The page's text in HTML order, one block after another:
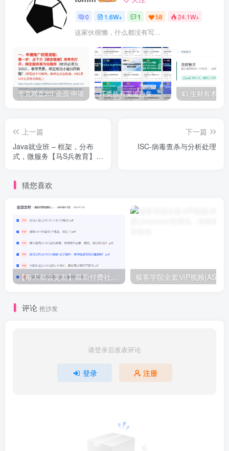
0 1.6W+ 1 58 24.1W+
这家伙很懒，什么都没有写...
夸克网盘20t 会员 申请 IT类所有渠道合集 持续日更，目前近四千多条资源 年费用户微信私信获取权限
上一篇
Java就业班 – 框架，分布
式，微服务【马S兵教育】|
下一篇
ISC-病毒查杀与分析处理
猜您喜欢
【每天都会更新】最新付费社群公众号文章 极客学院全套ⅥP视频(AS版)
评论 抢沙发
请登录后发表评论
登录 注册